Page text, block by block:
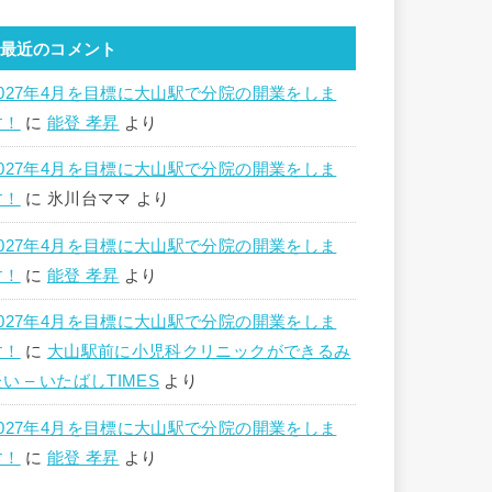
最近のコメント
年4月を目標に大山駅で分院の開業をしま
に 能登 孝昇 より
年4月を目標に大山駅で分院の開業をしま
に 氷川台ママ より
年4月を目標に大山駅で分院の開業をしま
に 能登 孝昇 より
年4月を目標に大山駅で分院の開業をしま
に 大山駅前に小児科クリニックができるみ
い – いたばしTIMES より
年4月を目標に大山駅で分院の開業をしま
に 能登 孝昇 より